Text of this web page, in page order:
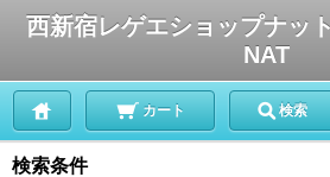
西新宿レゲエショップナッ
NAT
カート 検索
検索条件